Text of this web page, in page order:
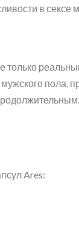
в сексе
только
пола,
Ares: